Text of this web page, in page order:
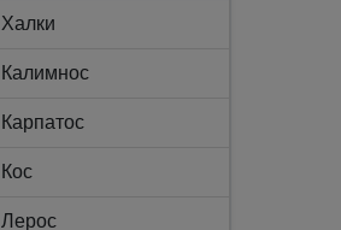
Халки
Калимнос
Карпатос
Кос
Лерос